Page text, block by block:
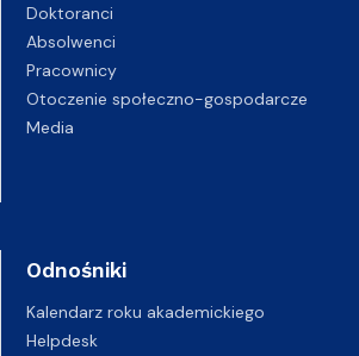
Doktoranci
Absolwenci
Pracownicy
Otoczenie społeczno-gospodarcze
Media
Odnośniki
Kalendarz roku akademickiego
Helpdesk